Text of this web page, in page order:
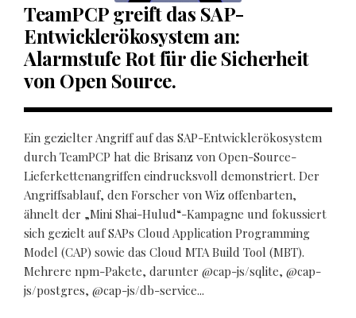
TeamPCP greift das SAP-
Entwicklerökosystem an:
Alarmstufe Rot für die Sicherheit
von Open Source.
Ein gezielter Angriff auf das SAP-Entwicklerökosystem
durch TeamPCP hat die Brisanz von Open-Source-
Lieferkettenangriffen eindrucksvoll demonstriert. Der
Angriffsablauf, den Forscher von Wiz offenbarten,
ähnelt der „Mini Shai-Hulud“-Kampagne und fokussiert
sich gezielt auf SAPs Cloud Application Programming
Model (CAP) sowie das Cloud MTA Build Tool (MBT).
Mehrere npm-Pakete, darunter @cap-js/sqlite, @cap-
js/postgres, @cap-js/db-service...